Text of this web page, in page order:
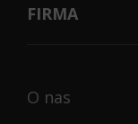
FIRMA
O nas